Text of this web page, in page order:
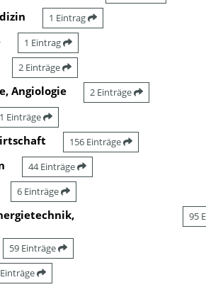
1 Eintrag
1 Eintrag
2 Einträge
Angiologie 2 Einträge
Einträge
156 Einträge
44 Einträge
6 Einträge
95
59 Einträge